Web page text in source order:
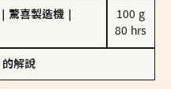
驚喜製造機
100 g
80 hrs
的解說